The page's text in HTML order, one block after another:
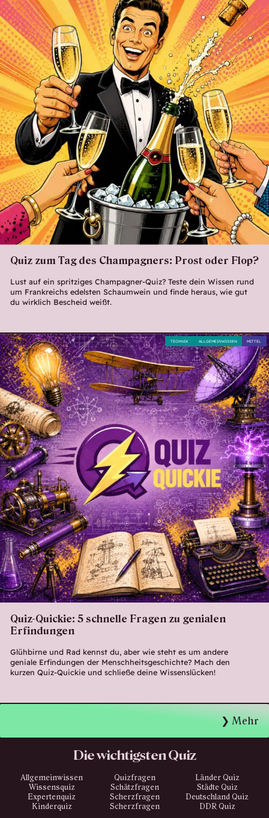
Quiz zum Tag des Champagners: Prost oder Flop?
Lust auf ein spritziges Champagner-Quiz? Teste dein Wissen rund
um Frankreichs edelsten Schaumwein und finde heraus, wie gut
du wirklich Bescheid weißt.
Quiz-Quickie: 5 schnelle Fragen zu genialen
Erfindungen
Glühbirne und Rad kennst du, aber wie steht es um andere
geniale Erfindungen der Menschheitsgeschichte? Mach den
kurzen Quiz-Quickie und schließe deine Wissenslücken!
MITTEL
ALLGEMEINWISSEN
TECHNIK
Mehr
Die wichtigsten Quiz
Allgemeinwissen Quizfragen
Länder Quiz
Wissensquiz
Schätzfragen
Städte Quiz
Expertenquiz
Scherzfragen
Deutschland Quiz
Kinderquiz
Scherzfragen DDR Quiz